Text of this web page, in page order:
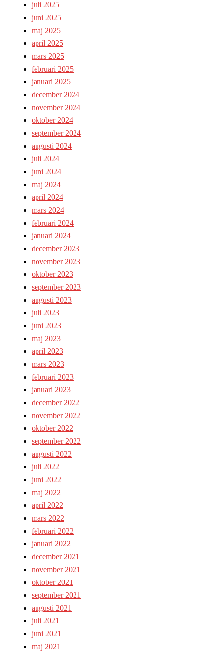
juli 2025
juni 2025
maj 2025
april 2025
mars 2025
februari 2025
januari 2025
december 2024
november 2024
oktober 2024
september 2024
augusti 2024
juli 2024
juni 2024
maj 2024
april 2024
mars 2024
februari 2024
januari 2024
december 2023
november 2023
oktober 2023
september 2023
augusti 2023
juli 2023
juni 2023
maj 2023
april 2023
mars 2023
februari 2023
januari 2023
december 2022
november 2022
oktober 2022
september 2022
augusti 2022
juli 2022
juni 2022
maj 2022
april 2022
mars 2022
februari 2022
januari 2022
december 2021
november 2021
oktober 2021
september 2021
augusti 2021
juli 2021
juni 2021
maj 2021